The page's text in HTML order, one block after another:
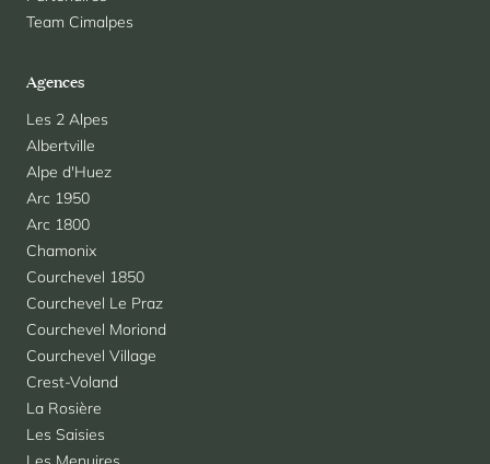
Team Cimalpes
Agences
Les 2 Alpes
Albertville
Alpe d'Huez
Arc 1950
Arc 1800
Chamonix
Courchevel 1850
Courchevel Le Praz
Courchevel Moriond
Courchevel Village
Crest-Voland
La Rosière
Les Saisies